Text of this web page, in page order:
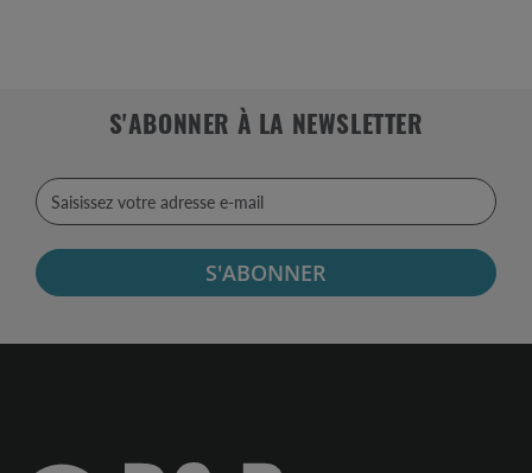
S'ABONNER À LA NEWSLETTER
S'ABONNER